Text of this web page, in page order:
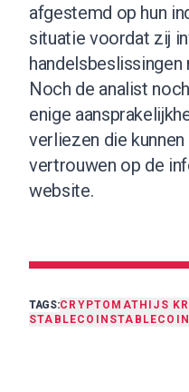
afgestemd op hun
situatie voordat zij
handelsbeslissingen
Noch de analist
enige
verliezen die
vertrouwen op de
website.
TAGS:CRYPTO MATHIJS
STABLECOIN